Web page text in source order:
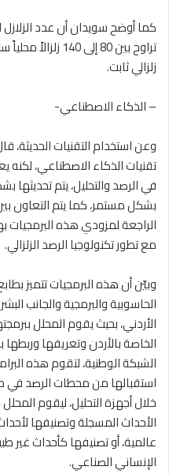
كما أوضح سويدان أن عدد
تراوح بين 80 إلى
زلزالي ثابت.
– الذكاء الاصطناعي-
وعن استخدام التقنيات الحديثة،
تقنيات الذكاء الاصطناعي،
في الرصد والتحليل، يتم
بشكل مستمر، كما يتم التعاون
الراجعة لمزودي هذه البرمجيات
مع تطور تكنولوجيا الرصد الزلزالي.
وبيّن أن هذه البرمجيات تتميز
الحاسوبية والبرمجية والجانب
الأردني، بحيث يقوم المحلل
الخاصة بالأردن وتعريفها
الشبكة الوطنية، لتقوم هذه
استقبالها من محطات الرصد في
خلال أجهزة التحليل، ليقوم
الأحداث المسجلة وتصنيفها
عالمية، أو تصنيفها كأحداث غير
الإنساني الصناعي.